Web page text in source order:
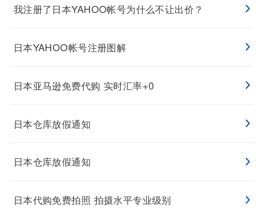
我注册了日本YAHOO帐号为什么不让出价？
日本YAHOO帐号注册图解
日本亚马逊免费代购 实时汇率+0
日本仓库放假通知
日本仓库放假通知
日本代购免费拍照 拍摄水平专业级别